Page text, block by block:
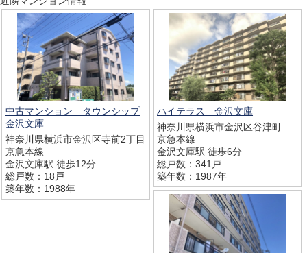
中古マンション タウンシップ
金沢文庫
神奈川県横浜市金沢区寺前2丁目
京急本線
金沢文庫駅 徒歩12分
総戸数：18戸
築年数：1988年
ハイテラス 金沢文庫
神奈川県横浜市金沢区谷津町
京急本線
金沢文庫駅 徒歩6分
総戸数：341戸
築年数：1987年